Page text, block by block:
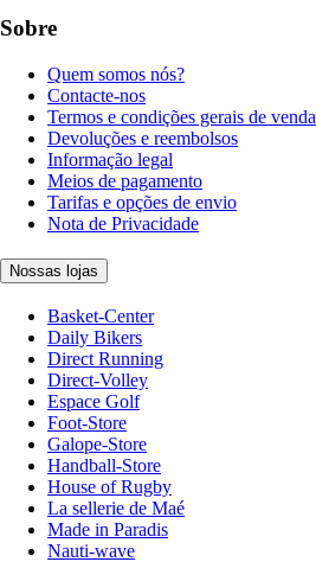
Sobre
Quem somos nós?
Contacte-nos
Termos e condições gerais de venda
Devoluções e reembolsos
Informação legal
Meios de pagamento
Tarifas e opções de envio
Nota de Privacidade
Nossas lojas
Basket-Center
Daily Bikers
Direct Running
Direct-Volley
Espace Golf
Foot-Store
Galope-Store
Handball-Store
House of Rugby
La sellerie de Maé
Made in Paradis
Nauti-wave